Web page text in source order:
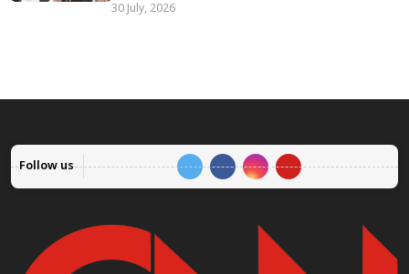
30 July, 2026
Follow us